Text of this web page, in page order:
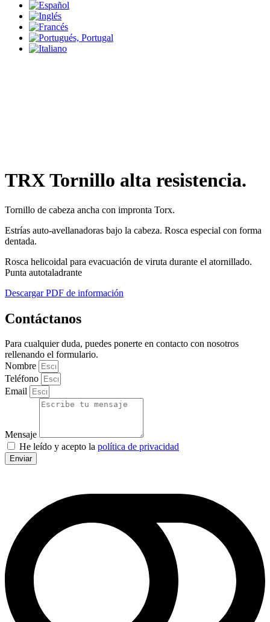
TRX Tornillo alta resistencia.
Tornillo de cabeza ancha con impronta Torx.
Estrías auto-avellanadoras bajo la cabeza. Rosca especial con forma
dentada.
Rosca helicoidal para evacuación de viruta durante el atornillado.
Punta autotaladrante
Descargar PDF de información
Contáctanos
Para cualquier duda, puedes ponerte en contacto con nosotros
rellenando el formulario.
Nombre
Teléfono
Email
Mensaje
He leído y acepto la política de privacidad
Enviar